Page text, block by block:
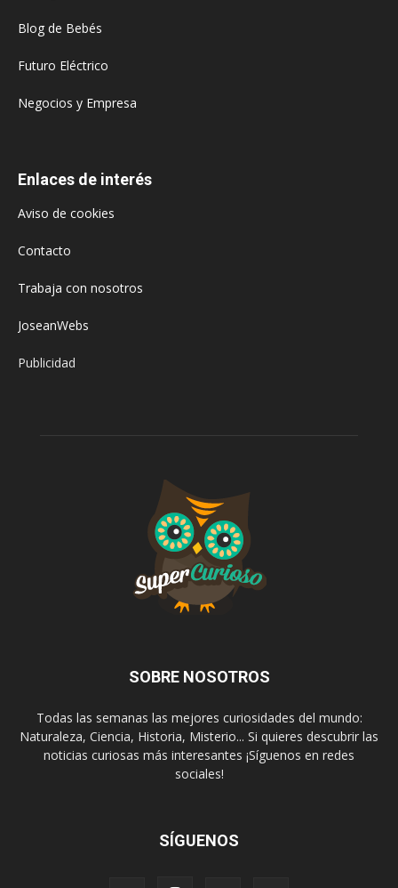
Blog de Bebés
Futuro Eléctrico
Negocios y Empresa
Enlaces de interés
Aviso de cookies
Contacto
Trabaja con nosotros
JoseanWebs
Publicidad
SOBRE NOSOTROS
Todas las semanas las mejores curiosidades del mundo:
Naturaleza, Ciencia, Historia, Misterio... Si quieres descubrir las
noticias curiosas más interesantes ¡Síguenos en redes
sociales!
SÍGUENOS